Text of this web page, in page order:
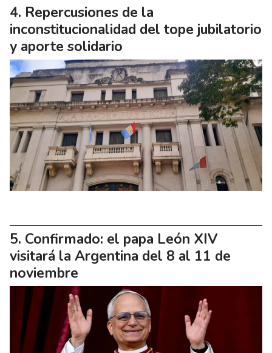
Repercusiones de la
inconstitucionalidad del tope jubilatorio
y aporte solidario
Confirmado: el papa León XIV
visitará la Argentina del 8 al 11 de
noviembre